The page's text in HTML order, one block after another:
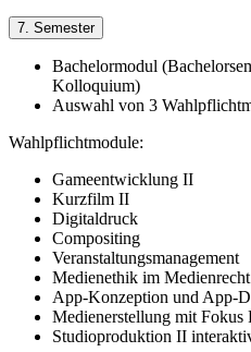
7. Semester
Bachelormodul
Kolloquium)
Auswahl von 3
Wahlpflichtmodule:
Gameentwicklung II
Kurzfilm II
Digitaldruck
Compositing
Veranstaltungsmanagement
Medienethik im Medienrecht
App-Konzeption und App-
Medienerstellung mit Fokus
Studioproduktion II